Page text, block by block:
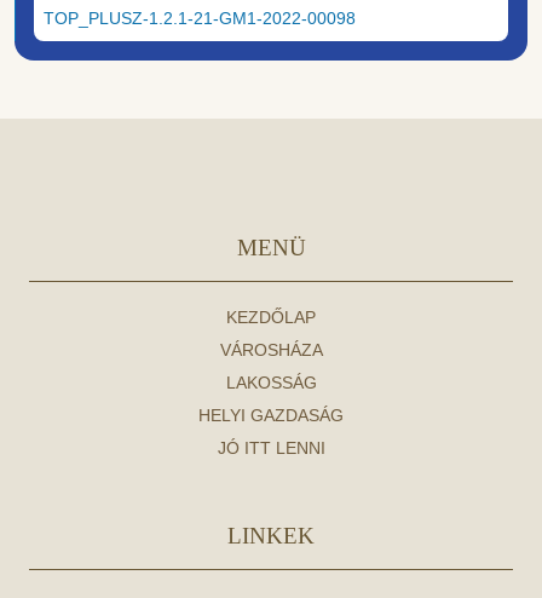
TOP_PLUSZ-1.2.1-21-GM1-2022-00098
MENÜ
KEZDŐLAP
VÁROSHÁZA
LAKOSSÁG
HELYI GAZDASÁG
JÓ ITT LENNI
LINKEK